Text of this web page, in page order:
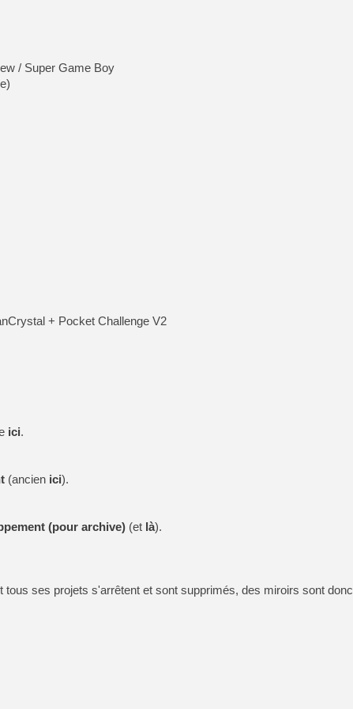
/ Super Game Boy
+ Pocket Challenge V2
ici.
(ancien ici).
(pour archive) (et là).
tous ses projets s'arrêtent et sont supprimés, des miroirs sont donc